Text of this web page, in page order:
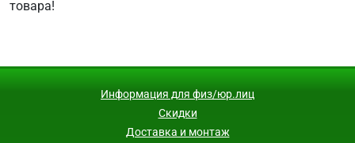
товара!
Информация для физ/юр.лиц
Скидки
Доставка и монтаж